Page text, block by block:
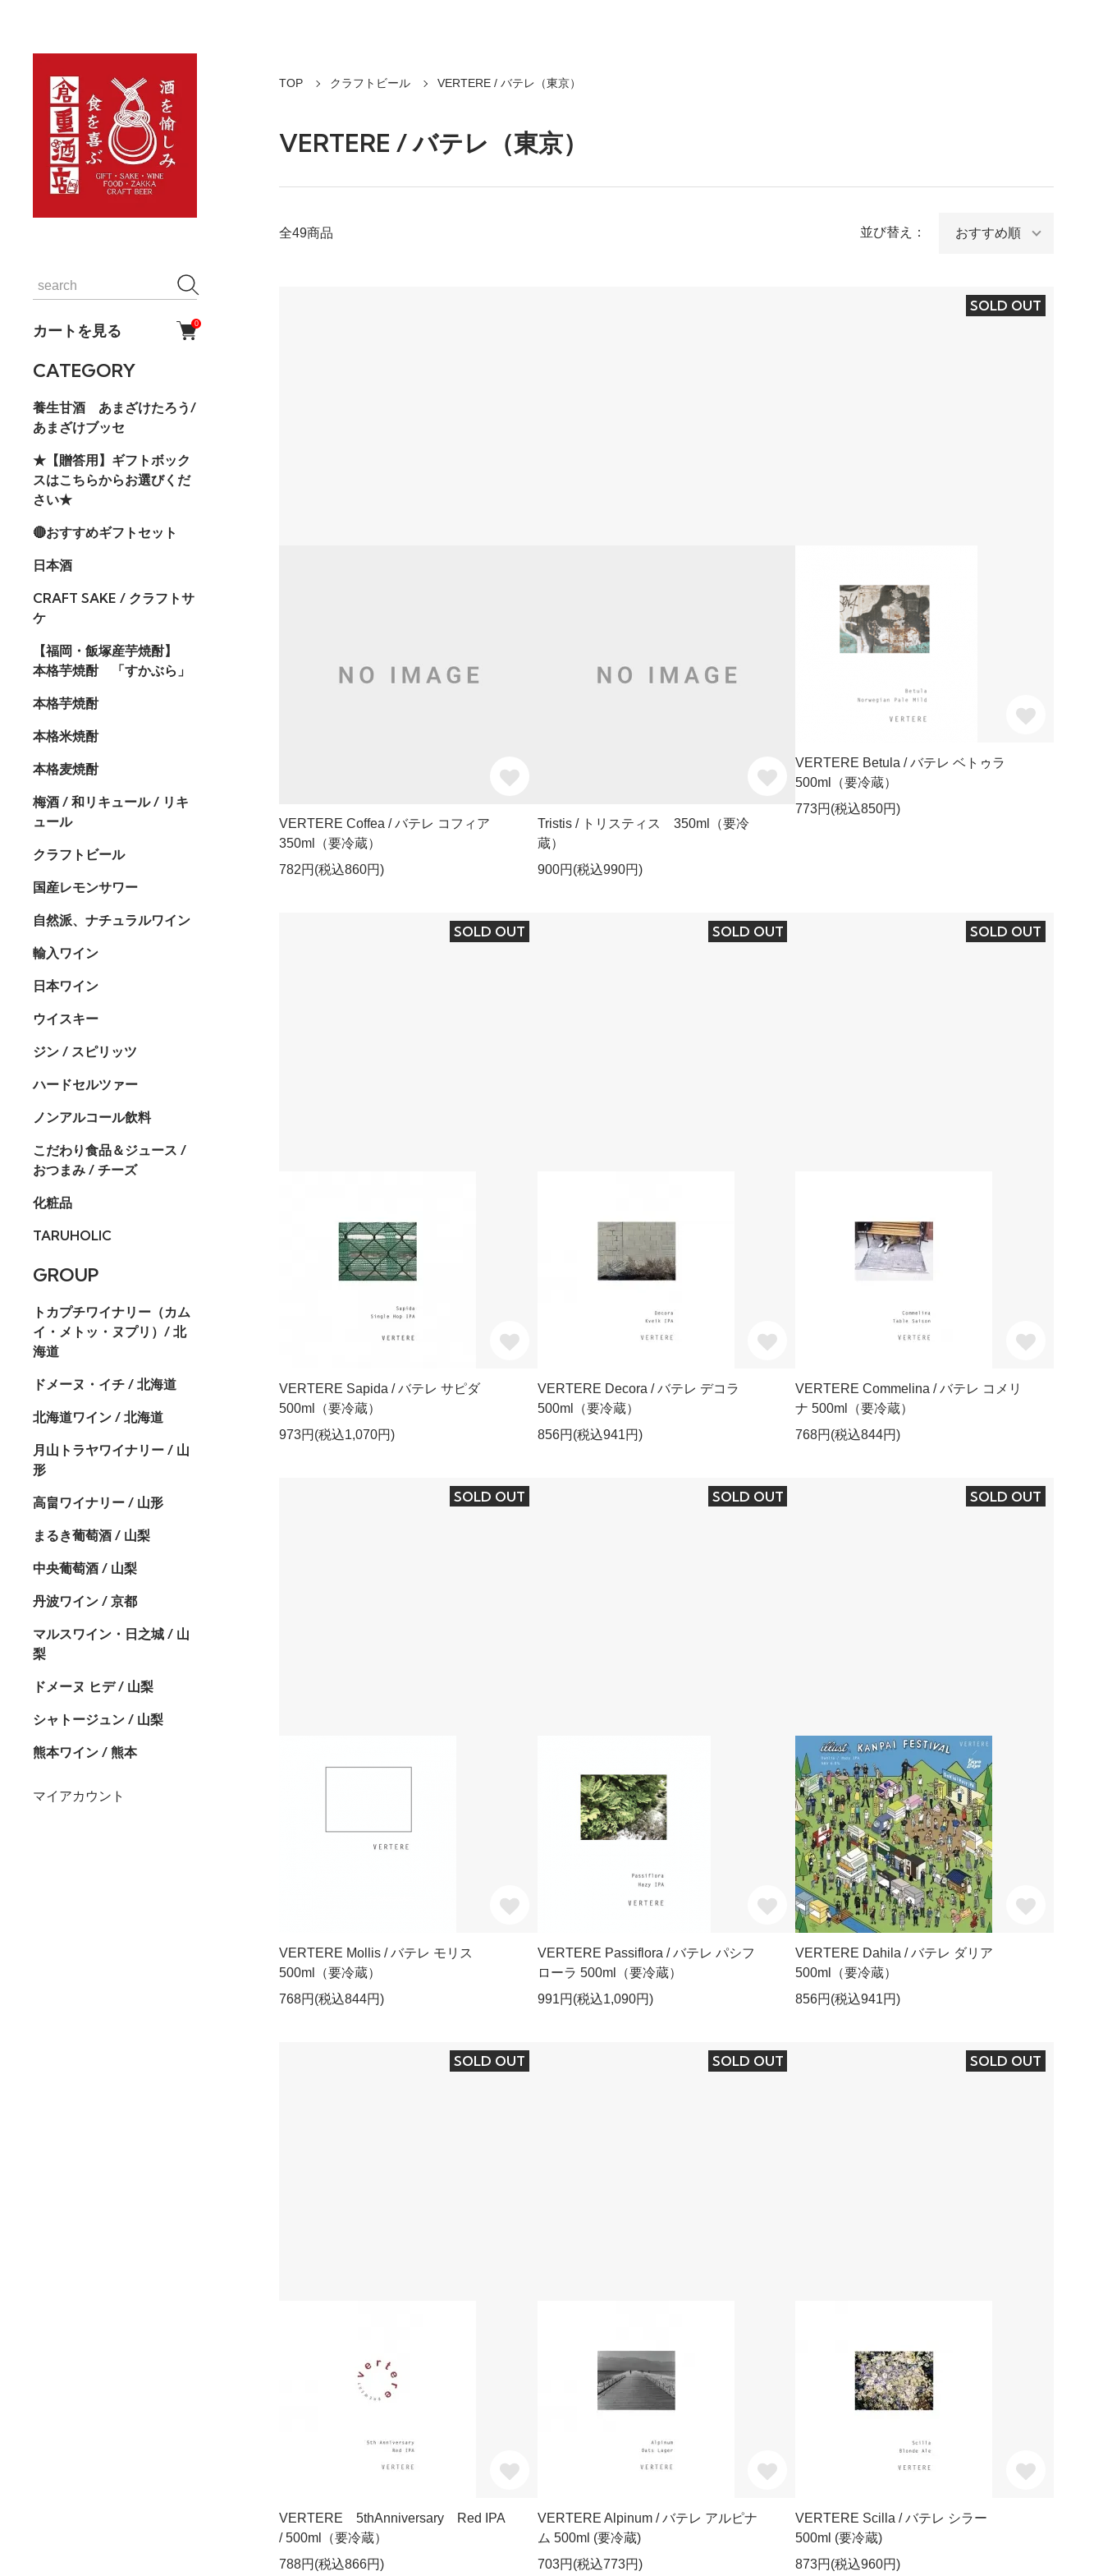
カートを見る 0
CATEGORY
養生甘酒 あまざけたろう/
あまざけブッセ
★【贈答用】ギフトボック
スはこちらからお選びくだ
さい★
🔴おすすめギフトセット
日本酒
CRAFT SAKE / クラフトサ
ケ
【福岡・飯塚産芋焼酎】
本格芋焼酎 「すかぶら」
本格芋焼酎
本格米焼酎
本格麦焼酎
梅酒 / 和リキュール / リキ
ュール
クラフトビール
国産レモンサワー
自然派、ナチュラルワイン
輸入ワイン
日本ワイン
ウイスキー
ジン / スピリッツ
ハードセルツァー
ノンアルコール飲料
こだわり食品＆ジュース /
おつまみ / チーズ
化粧品
TARUHOLIC
GROUP
トカプチワイナリー（カム
イ・メトッ・ヌプリ）/ 北
海道
ドメーヌ・イチ / 北海道
北海道ワイン / 北海道
月山トラヤワイナリー / 山
形
高畠ワイナリー / 山形
まるき葡萄酒 / 山梨
中央葡萄酒 / 山梨
丹波ワイン / 京都
マルスワイン・日之城 / 山
梨
ドメーヌ ヒデ / 山梨
シャトージュン / 山梨
熊本ワイン / 熊本
マイアカウント
TOP クラフトビール VERTERE / バテレ（東京）
VERTERE / バテレ（東京）
全49商品 並び替え：
VERTERE Coffea / バテレ コフィア
350ml（要冷蔵）
782円(税込860円)
Tristis / トリスティス 350ml（要冷
蔵）
900円(税込990円)
SOLD OUT
VERTERE Betula / バテレ ベトゥラ
500ml（要冷蔵）
773円(税込850円)
SOLD OUT
VERTERE Sapida / バテレ サピダ
500ml（要冷蔵）
973円(税込1,070円)
SOLD OUT
VERTERE Decora / バテレ デコラ
500ml（要冷蔵）
856円(税込941円)
SOLD OUT
VERTERE Commelina / バテレ コメリ
ナ 500ml（要冷蔵）
768円(税込844円)
SOLD OUT
VERTERE Mollis / バテレ モリス
500ml（要冷蔵）
768円(税込844円)
SOLD OUT
VERTERE Passiflora / バテレ パシフ
ローラ 500ml（要冷蔵）
991円(税込1,090円)
SOLD OUT
VERTERE Dahila / バテレ ダリア
500ml（要冷蔵）
856円(税込941円)
SOLD OUT
VERTERE 5thAnniversary Red IPA
/ 500ml（要冷蔵）
788円(税込866円)
SOLD OUT
VERTERE Alpinum / バテレ アルピナ
ム 500ml (要冷蔵)
703円(税込773円)
SOLD OUT
VERTERE Scilla / バテレ シラー
500ml (要冷蔵)
873円(税込960円)